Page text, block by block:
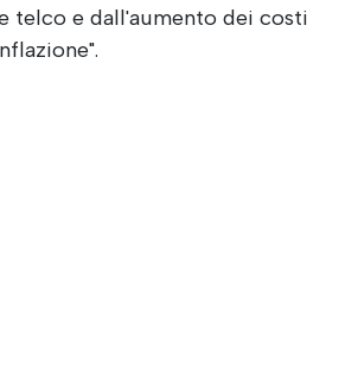
telco e dall'aumento dei costi